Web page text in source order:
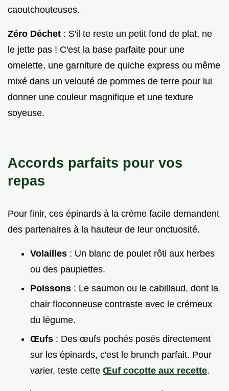
caoutchouteuses.
Zéro Déchet : S'il te reste un petit fond de plat, ne
le jette pas ! C'est la base parfaite pour une
omelette, une garniture de quiche express ou même
mixé dans un velouté de pommes de terre pour lui
donner une couleur magnifique et une texture
soyeuse.
Accords parfaits pour vos
repas
Pour finir, ces épinards à la crème facile demandent
des partenaires à la hauteur de leur onctuosité.
Volailles : Un blanc de poulet rôti aux herbes
ou des paupiettes.
Poissons : Le saumon ou le cabillaud, dont la
chair floconneuse contraste avec le crémeux
du légume.
Œufs : Des œufs pochés posés directement
sur les épinards, c'est le brunch parfait. Pour
varier, teste cette Œuf cocotte aux recette.